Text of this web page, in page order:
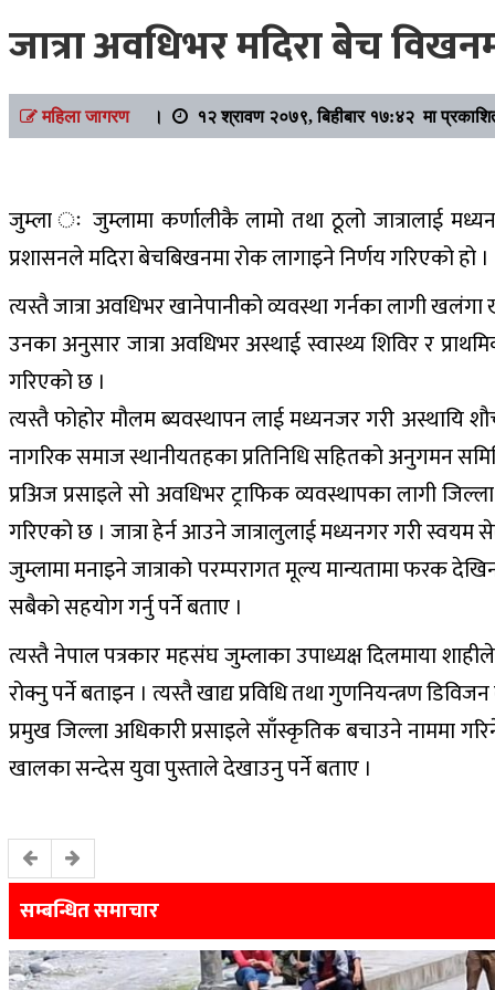
जात्रा अवधिभर मदिरा बेच
महिला जागरण। १२ श्रावण २०७९, बिहीबार १७:४२ मा
जुम्ला ः जुम्लामा कर्णालीकै लामो तथा ठूलो जात्रालाई
प्रशासनले मदिरा बेचबिखनमा रोक लागाइने निर्णय गरिएको हो ।
त्यस्तै जात्रा अवधिभर खानेपानीको व्यवस्था गर्नका लागी
उनका अनुसार जात्रा अवधिभर अस्थाई स्वास्थ्य शिविर र
गरिएको छ ।
त्यस्तै फोहोर मौलम ब्यवस्थापन लाई मध्यनजर गरी अस्थायि
नागरिक समाज स्थानीयतहका प्रतिनिधि सहितको अनुगमन
प्रअिज प्रसाइले सो अवधिभर ट्राफिक व्यवस्थापका लागी
गरिएको छ । जात्रा हेर्न आउने जात्रालुलाई मध्यनगर गरी
जुम्लामा मनाइने जात्राको परम्परागत मूल्य मान्यतामा फरक
सबैको सहयोग गर्नु पर्ने बताए ।
त्यस्तै नेपाल पत्रकार महसंघ जुम्लाका उपाध्यक्ष दिलमाया
रोक्नु पर्ने बताइन । त्यस्तै खाद्य प्रविधि तथा गुणनियन्त्रण
प्रमुख जिल्ला अधिकारी प्रसाइले साँस्कृतिक बचाउने नाममा
खालका सन्देस युवा पुस्ताले देखाउनु पर्ने बताए ।
सम्बन्धित समाचार